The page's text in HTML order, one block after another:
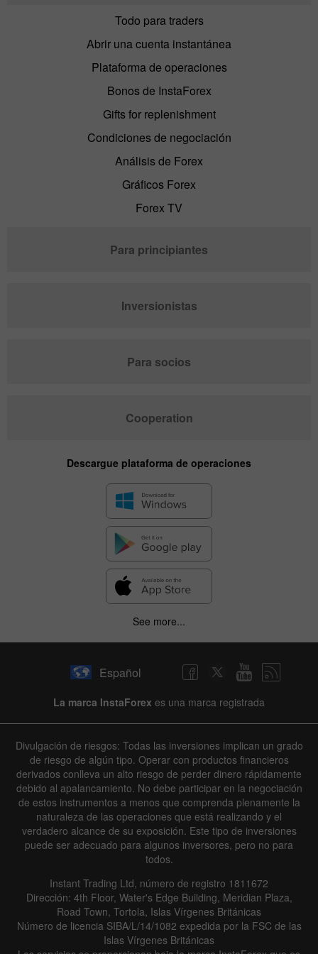
Todo para traders
Abrir una cuenta instantánea
Plataforma de operaciones
Bonos de InstaForex
Gifts for replenishment
Condiciones de negociación
Análisis de Forex
Gráficos Forex
Forex TV
Para principiantes
Inversionistas
Para socios
Cooperation
Descargue plataforma de operaciones
See more...
Español
La marca InstaForex es una marca registrada
Divulgación de riesgos: Todas las inversiones implican un grado
de riesgo de algún tipo. Operar con productos financieros
derivados conlleva un alto riesgo de perder dinero rápidamente
debido al apalancamiento. No debe participar en la negociación
de estos instrumentos a menos que comprenda plenamente la
naturaleza de las operaciones que está realizando y el
verdadero alcance de su exposición. Este tipo de inversiones
puede ser adecuado para algunos inversores, pero no para
todos.
Instant Trading Ltd, número de registro 1811672
Dirección: 4th Floor, Water's Edge Building, Meridian Plaza,
Road Town, Tortola, Islas Vírgenes Británicas
Número de licencia SIBA/L/14/1082 expedida por la FSC de las
Islas Vírgenes Británicas